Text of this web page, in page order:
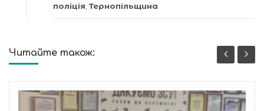
поліція Тернопільщина
Читайте також: